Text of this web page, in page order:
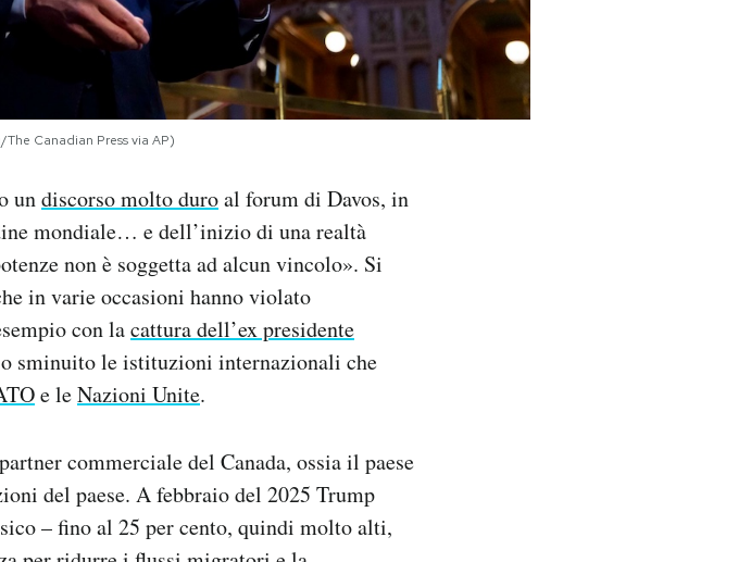
Canadian Press via AP)
undiscorso molto duroal forum di Davos, in
mondiale… e dell’inizio di una realtà
non è soggetta ad alcun vincolo». Si
in varie occasioni hanno violato
con lacattura dell’ex presidente
sminuito le istituzioni internazionali che
e leNazioni Unite.
commerciale del Canada, ossia il paese
del paese. A febbraio del 2025 Trump
– fino al 25 per cento, quindi molto alti,